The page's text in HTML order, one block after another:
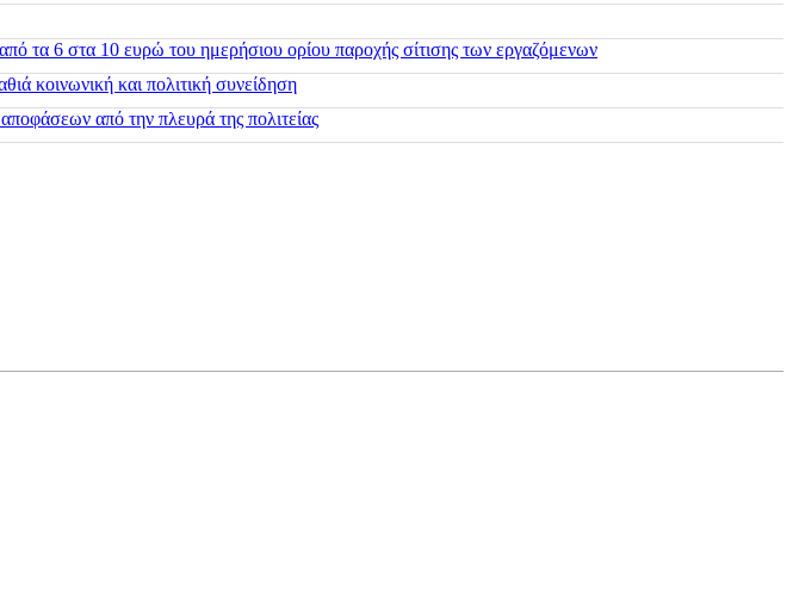
τα 6 στα 10 ευρώ του ημερήσιου ορίου παροχής σίτισης των εργαζόμενων
κοινωνική και πολιτική συνείδηση
από την πλευρά της πολιτείας